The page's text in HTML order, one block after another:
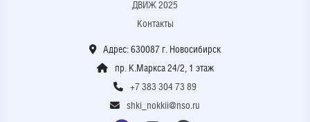
ДВИЖ 2025
Контакты
Адрес: 630087 г. Новосибирск
пр. К.Маркса 24/2, 1 этаж
+7 383 304 73 89
shki_nokkii@nso.ru